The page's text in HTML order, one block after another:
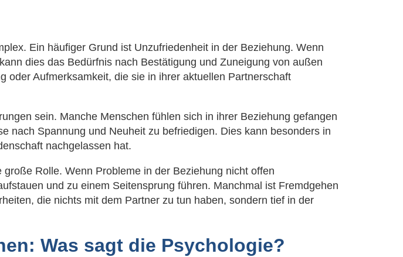
Ein häufiger Grund ist Unzufriedenheit in der Beziehung. Wenn
dies das Bedürfnis nach Bestätigung und Zuneigung von außen
oder Aufmerksamkeit, die sie in ihrer aktuellen Partnerschaft
sein. Manche Menschen fühlen sich in ihrer Beziehung gefangen
nach Spannung und Neuheit zu befriedigen. Dies kann besonders in
nachgelassen hat.
Rolle. Wenn Probleme in der Beziehung nicht offen
und zu einem Seitensprung führen. Manchmal ist Fremdgehen
die nichts mit dem Partner zu tun haben, sondern tief in der
Was sagt die Psychologie?